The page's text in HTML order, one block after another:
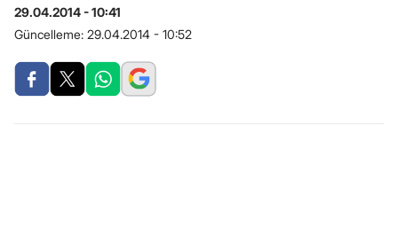
29.04.2014 - 10:41
Güncelleme: 29.04.2014 - 10:52